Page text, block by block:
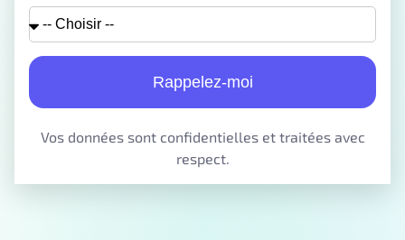
Rappelez-moi
Vos données sont confidentielles et traitées avec
respect.